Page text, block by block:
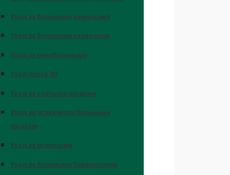
Уход за больными деменцией
Уход за больными склерозом
Уход за онкобольными
Уход после 80
Уход за слепыми людьми
Уход за психически больными
людьми
Уход за пожилыми
Уход за больными Паркинсоном